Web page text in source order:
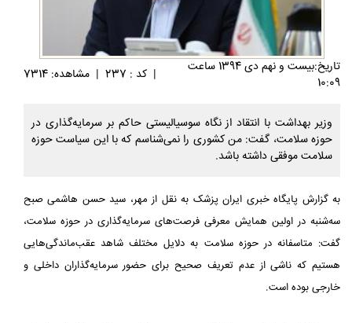
تاريخ:بيست و نهم دی 1394 ساعت
10:09
| کد : 237 | مشاهده: 7314
وزیر بهداشت با انتقاد از نگاه سوسیالیستی حاکم بر سرمایه‌گذاری در
حوزه سلامت، گفت: من کشوری را نمی‌شناسم که با این سیاست حوزه
سلامت موفقی داشته باشد.
به گزارش پایگاه خبری ایران پزشک به نقل از مهر، سید حسن هاشمی صبح
سه‌شنبه در اولین همایش معرفی فرصت‌های سرمایه‌گذاری در حوزه سلامت،
گفت: متاسفانه در حوزه سلامت به دلایل مختلف شاهد عقب‌ماندگی‌هایی
هستیم که ناشی از عدم تعریف صحیح برای حضور سرمایه‌گذاران داخلی و
خارجی بوده است.